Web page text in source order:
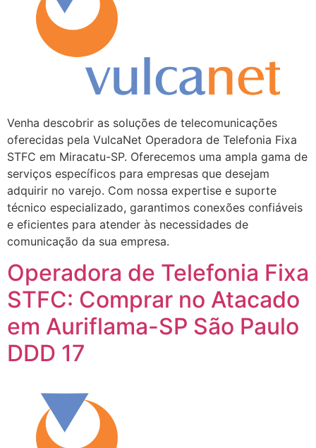
Venha descobrir as soluções de telecomunicações
oferecidas pela VulcaNet Operadora de Telefonia Fixa
STFC em Miracatu-SP. Oferecemos uma ampla gama de
serviços específicos para empresas que desejam
adquirir no varejo. Com nossa expertise e suporte
técnico especializado, garantimos conexões confiáveis
e eficientes para atender às necessidades de
comunicação da sua empresa.
Operadora de Telefonia Fixa
STFC: Comprar no Atacado
em Auriflama-SP São Paulo
DDD 17